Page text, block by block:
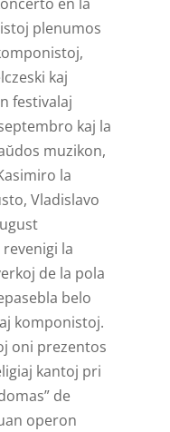
plenumos
kaj
festivalaj
kaj la
muzikon,
la
Vladislavo
la
de la pola
belo
komponistoj.
oni prezentos
kantoj pri
de
operon